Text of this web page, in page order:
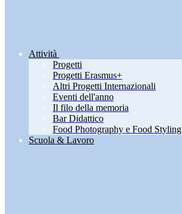
Attività
Progetti
Progetti Erasmus+
Altri Progetti Internazionali
Eventi dell'anno
Il filo della memoria
Bar Didattico
Food Photography e Food Styling
Scuola & Lavoro